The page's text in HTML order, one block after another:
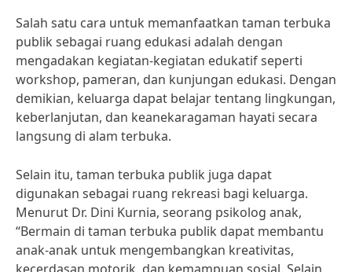
Salah satu cara untuk memanfaatkan taman terbuka
publik sebagai ruang edukasi adalah dengan
mengadakan kegiatan-kegiatan edukatif seperti
workshop, pameran, dan kunjungan edukasi. Dengan
demikian, keluarga dapat belajar tentang lingkungan,
keberlanjutan, dan keanekaragaman hayati secara
langsung di alam terbuka.
Selain itu, taman terbuka publik juga dapat
digunakan sebagai ruang rekreasi bagi keluarga.
Menurut Dr. Dini Kurnia, seorang psikolog anak,
“Bermain di taman terbuka publik dapat membantu
anak-anak untuk mengembangkan kreativitas,